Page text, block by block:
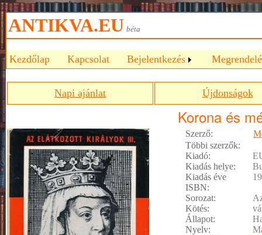
ANTIKVA.EU béta
Kezdőlap Kapcsolat Bejelentkezés
Napi ajánlat Újdonságok
Korona és
Szerző:
Többi szerzők:
Kiadó:
Kiadás helye:
Kiadás éve
ISBN:
Sorozat:
Kötés:
Állapot:
Nyelv: